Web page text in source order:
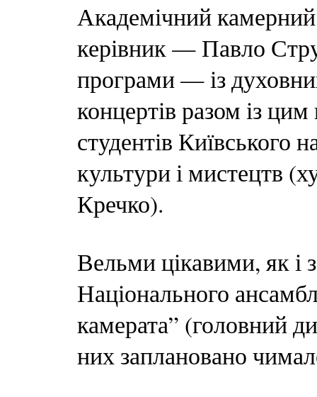
Академічний
керівник — Павло
програми — із
концертів разом із
студентів Київського
культури і мистецтв
Кречко).
Вельми цікавими, як і
Національного
камерата” (головний
них заплановано